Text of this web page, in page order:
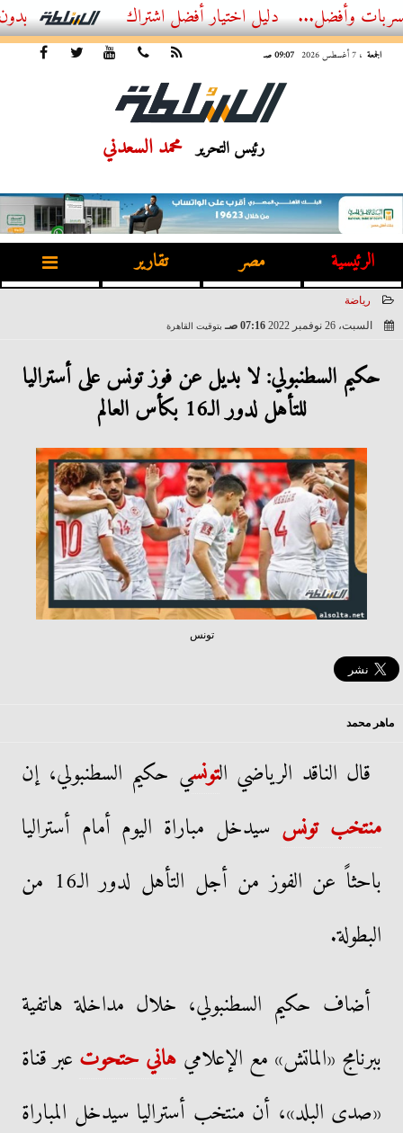
أفضل اشتراك IPTV بدون تقطيع 2026 – دليل المشاهد العصري
الجمعة ، 7 أغسطس 2026 09:07 صـ
رئيس التحرير محمد السعدني
الرئيسية مصر تقارير
رياضة
السبت، 26 نوفمبر 2022
07:16 صـ بتوقيت القاهرة
حكيم السطنبولي: لا بديل عن فوز تونس على أستراليا
للتأهل لدور الـ16 بكأس العالم
تونس
ماهر محمد
قال الناقد الرياضي التونسي حكيم السطنبولي، إن
منتخب تونس سيدخل مباراة اليوم أمام أستراليا
باحثاً عن الفوز من أجل التأهل لدور الـ16 من
البطولة.
أضاف حكيم السطنبولي، خلال مداخلة هاتفية
ببرنامج «الماتش» مع الإعلامي هاني حتحوت عبر قناة
«صدى البلد»، أن منتخب أستراليا سيدخل المباراة